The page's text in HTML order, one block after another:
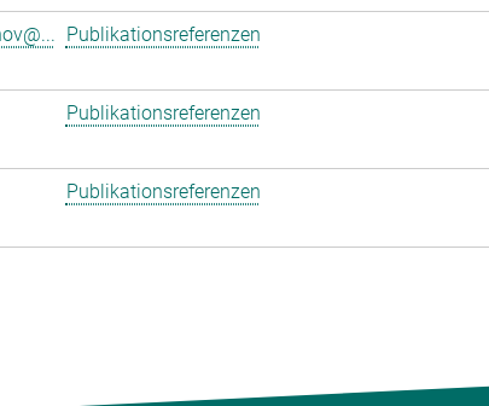
Publikationsreferenzen
Publikationsreferenzen
Publikationsreferenzen